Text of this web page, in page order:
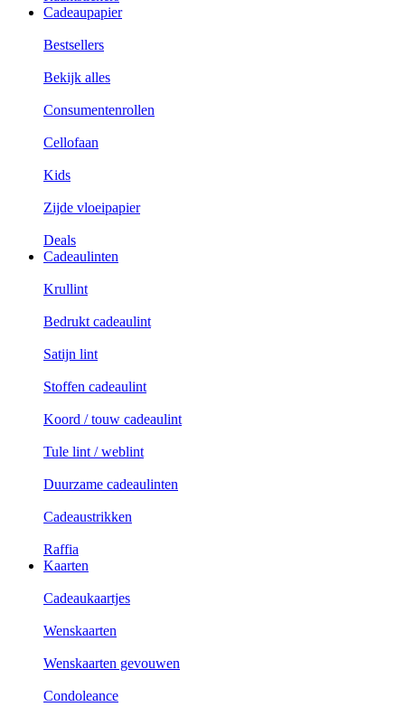
Cadeaupapier
Bestsellers
Bekijk alles
Consumentenrollen
Cellofaan
Kids
Zijde vloeipapier
Deals
Cadeaulinten
Krullint
Bedrukt cadeaulint
Satijn lint
Stoffen cadeaulint
Koord / touw cadeaulint
Tule lint / weblint
Duurzame cadeaulinten
Cadeaustrikken
Raffia
Kaarten
Cadeaukaartjes
Wenskaarten
Wenskaarten gevouwen
Condoleance